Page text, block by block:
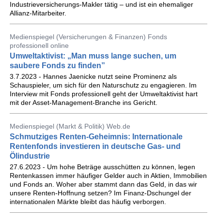
Industrieversicherungs-Makler tätig – und ist ein ehemaliger
Allianz-Mitarbeiter.
Medienspiegel (Versicherungen & Finanzen) Fonds
professionell online
Umweltaktivist: „Man muss lange suchen, um
saubere Fonds zu finden”
3.7.2023 - Hannes Jaenicke nutzt seine Prominenz als
Schauspieler, um sich für den Naturschutz zu engagieren. Im
Interview mit Fonds professionell geht der Umweltaktivist hart
mit der Asset-Management-Branche ins Gericht.
Medienspiegel (Markt & Politik) Web.de
Schmutziges Renten-Geheimnis: Internationale
Rentenfonds investieren in deutsche Gas- und
Ölindustrie
27.6.2023 - Um hohe Beträge ausschütten zu können, legen
Rentenkassen immer häufiger Gelder auch in Aktien, Immobilien
und Fonds an. Woher aber stammt dann das Geld, in das wir
unsere Renten-Hoffnung setzen? Im Finanz-Dschungel der
internationalen Märkte bleibt das häufig verborgen.